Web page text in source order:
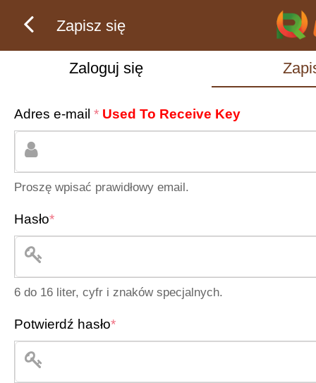
Zapisz się
Zaloguj się
Adres e-mail * Used To Receive Key
Proszę wpisać prawidłowy email.
Hasło*
6 do 16 liter, cyfr i znaków specjalnych.
Potwierdź hasło*